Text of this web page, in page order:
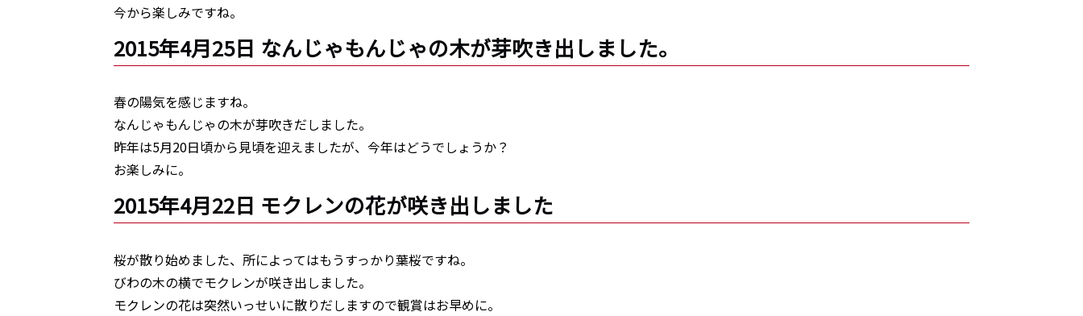
今から楽しみですね。
2015年4月25日 なんじゃもんじゃの木が芽吹き出しました。
春の陽気を感じますね。
なんじゃもんじゃの木が芽吹きだしました。
昨年は5月20日頃から見頃を迎えましたが、今年はどうでしょうか？
お楽しみに。
2015年4月22日 モクレンの花が咲き出しました
桜が散り始めました、所によってはもうすっかり葉桜ですね。
びわの木の横でモクレンが咲き出しました。
モクレンの花は突然いっせいに散りだしますので観賞はお早めに。